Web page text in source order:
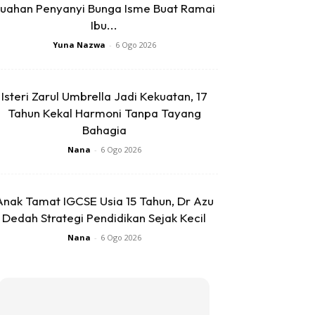
Penyanyi Bunga Isme Buat Ramai
Ibu...
Yuna Nazwa - 6 Ogo 2026
Isteri Zarul Umbrella Jadi Kekuatan, 17
Tahun Kekal Harmoni Tanpa Tayang
Bahagia
Nana - 6 Ogo 2026
Tamat IGCSE Usia 15 Tahun, Dr Azu
Dedah Strategi Pendidikan Sejak Kecil
Nana - 6 Ogo 2026